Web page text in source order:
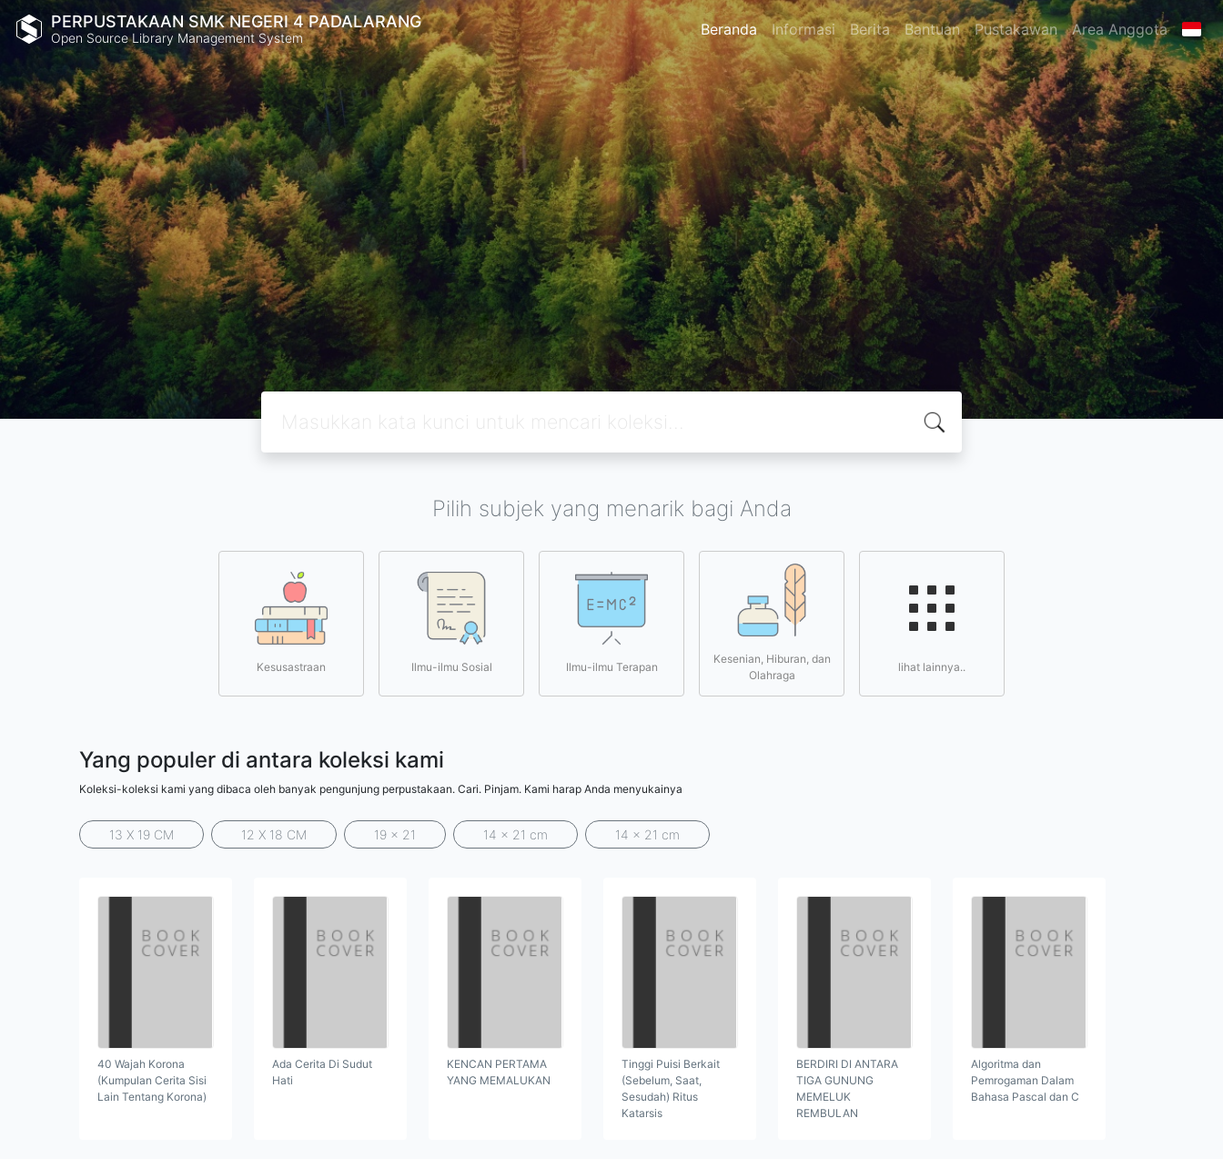
PERPUSTAKAAN SMK NEGERI 4 PADALARANG
Open Source Library Management System Beranda Informasi Berita Bantuan Pustakawan Area Anggota
Pilih subjek yang menarik bagi Anda
Kesusastraan Ilmu-ilmu Sosial Ilmu-ilmu Terapan
Kesenian, Hiburan, dan
Olahraga
lihat lainnya..
Yang populer di antara koleksi kami
Koleksi-koleksi kami yang dibaca oleh banyak pengunjung perpustakaan. Cari. Pinjam. Kami harap Anda menyukainya
13 X 19 CM 12 X 18 CM 19 x 21 14 x 21 cm 14 x 21 cm
40 Wajah Korona
(Kumpulan Cerita Sisi
Lain Tentang Korona)
Ada Cerita Di Sudut
Hati
KENCAN PERTAMA
YANG MEMALUKAN
Tinggi Puisi Berkait
(Sebelum, Saat,
Sesudah) Ritus
Katarsis
BERDIRI DI ANTARA
TIGA GUNUNG
MEMELUK
REMBULAN
Algoritma dan
Pemrogaman Dalam
Bahasa Pascal dan C